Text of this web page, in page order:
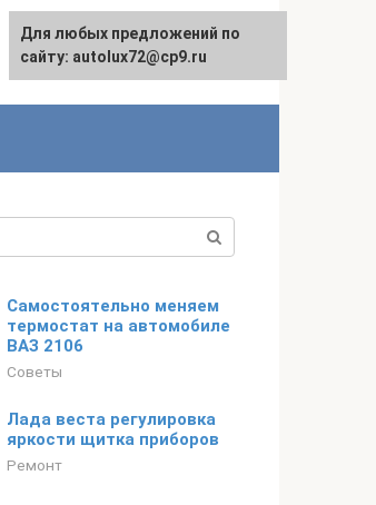
Самостоятельно меняем
термостат на автомобиле
ВАЗ 2106
Советы
Лада веста регулировка
яркости щитка приборов
Ремонт
Для любых предложений по
сайту: autolux72@cp9.ru